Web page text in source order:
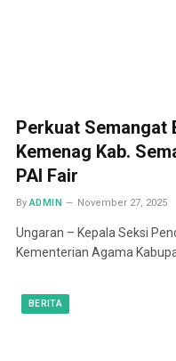
Perkuat Semangat
Kemenag Kab.
PAI Fair
By ADMIN November 27, 2025
Ungaran – Kepala Seksi
Kementerian Agama
BERITA